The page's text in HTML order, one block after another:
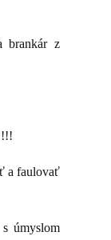
brankár z
!!!
a faulovať
úmyslom